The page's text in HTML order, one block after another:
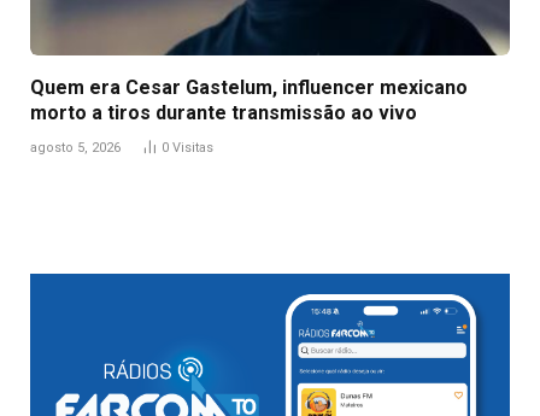
Quem era Cesar Gastelum, influencer mexicano
morto a tiros durante transmissão ao vivo
agosto 5, 2026 0 Visitas